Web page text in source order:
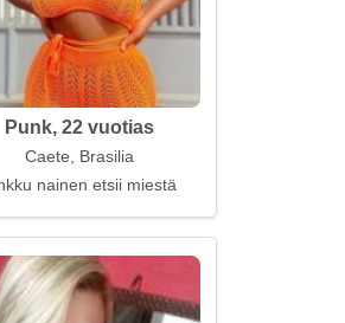
Punk, 22 vuotias
Caete, Brasilia
nainen etsii miestä